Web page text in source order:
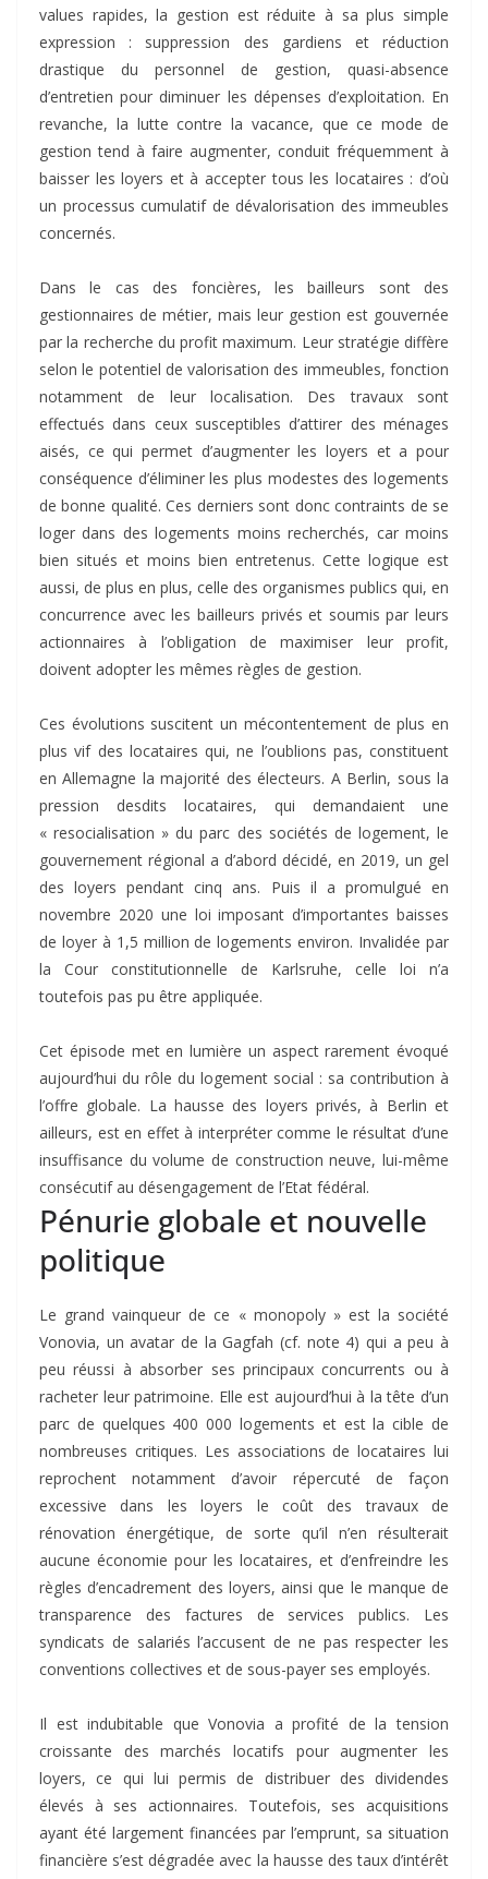
values rapides, la gestion est réduite à sa plus simple
expression : suppression des gardiens et réduction
drastique du personnel de gestion, quasi-absence
d’entretien pour diminuer les dépenses d’exploitation. En
revanche, la lutte contre la vacance, que ce mode de
gestion tend à faire augmenter, conduit fréquemment à
baisser les loyers et à accepter tous les locataires : d’où
un processus cumulatif de dévalorisation des immeubles
concernés.
Dans le cas des foncières, les bailleurs sont des
gestionnaires de métier, mais leur gestion est gouvernée
par la recherche du profit maximum. Leur stratégie diffère
selon le potentiel de valorisation des immeubles, fonction
notamment de leur localisation. Des travaux sont
effectués dans ceux susceptibles d’attirer des ménages
aisés, ce qui permet d’augmenter les loyers et a pour
conséquence d’éliminer les plus modestes des logements
de bonne qualité. Ces derniers sont donc contraints de se
loger dans des logements moins recherchés, car moins
bien situés et moins bien entretenus. Cette logique est
aussi, de plus en plus, celle des organismes publics qui, en
concurrence avec les bailleurs privés et soumis par leurs
actionnaires à l’obligation de maximiser leur profit,
doivent adopter les mêmes règles de gestion.
Ces évolutions suscitent un mécontentement de plus en
plus vif des locataires qui, ne l’oublions pas, constituent
en Allemagne la majorité des électeurs. A Berlin, sous la
pression desdits locataires, qui demandaient une
« resocialisation » du parc des sociétés de logement, le
gouvernement régional a d’abord décidé, en 2019, un gel
des loyers pendant cinq ans. Puis il a promulgué en
novembre 2020 une loi imposant d’importantes baisses
de loyer à 1,5 million de logements environ. Invalidée par
la Cour constitutionnelle de Karlsruhe, celle loi n’a
toutefois pas pu être appliquée.
Cet épisode met en lumière un aspect rarement évoqué
aujourd’hui du rôle du logement social : sa contribution à
l’offre globale. La hausse des loyers privés, à Berlin et
ailleurs, est en effet à interpréter comme le résultat d’une
insuffisance du volume de construction neuve, lui-même
consécutif au désengagement de l’Etat fédéral.
Pénurie globale et nouvelle
politique
Le grand vainqueur de ce « monopoly » est la société
Vonovia, un avatar de la Gagfah (cf. note 4) qui a peu à
peu réussi à absorber ses principaux concurrents ou à
racheter leur patrimoine. Elle est aujourd’hui à la tête d’un
parc de quelques 400 000 logements et est la cible de
nombreuses critiques. Les associations de locataires lui
reprochent notamment d’avoir répercuté de façon
excessive dans les loyers le coût des travaux de
rénovation énergétique, de sorte qu’il n’en résulterait
aucune économie pour les locataires, et d’enfreindre les
règles d’encadrement des loyers, ainsi que le manque de
transparence des factures de services publics. Les
syndicats de salariés l’accusent de ne pas respecter les
conventions collectives et de sous-payer ses employés.
Il est indubitable que Vonovia a profité de la tension
croissante des marchés locatifs pour augmenter les
loyers, ce qui lui permis de distribuer des dividendes
élevés à ses actionnaires. Toutefois, ses acquisitions
ayant été largement financées par l’emprunt, sa situation
financière s’est dégradée avec la hausse des taux d’intérêt